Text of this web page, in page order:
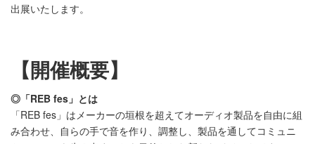
出展いたします。
【開催概要】
◎「REB fes」とは
「REB fes」はメーカーの垣根を超えてオーディオ製品を自由に組
み合わせ、自らの手で音を作り、調整し、製品を通してコミュニ